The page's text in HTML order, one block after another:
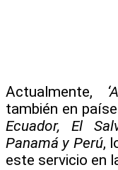
Actualmente,
también en
Ecuador, El
Panamá y Perú,
este servicio en